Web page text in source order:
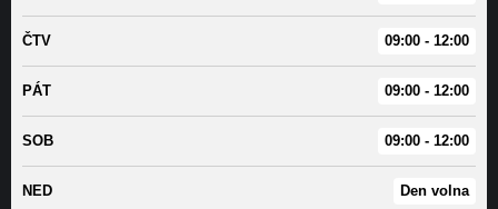
ČTV 09:00 - 12:00
PÁT 09:00 - 12:00
SOB 09:00 - 12:00
NED Den volna